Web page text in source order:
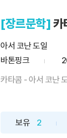
[장르문학] 카
아서 코난 도일
바톤핑크
카타콤 - 아서 코난
보유 2